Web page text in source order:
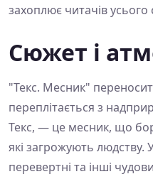
захоплює читачів усього
Сюжет і
"Текс. Месник"
переплітається з
Текс, — це месник, що
які загрожують людству.
перевертні та інші